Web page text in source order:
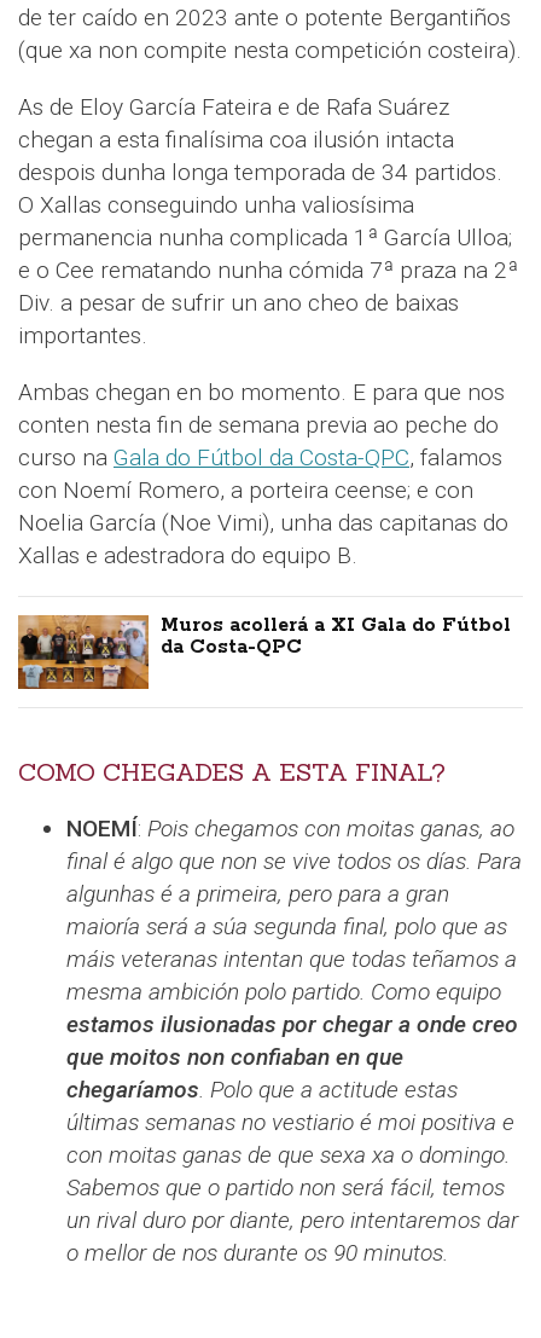
de ter caído en 2023 ante o potente Bergantiños
(que xa non compite nesta competición costeira).
As de Eloy García Fateira e de Rafa Suárez
chegan a esta finalísima coa ilusión intacta
despois dunha longa temporada de 34 partidos.
O Xallas conseguindo unha valiosísima
permanencia nunha complicada 1ª García Ulloa;
e o Cee rematando nunha cómida 7ª praza na 2ª
Div. a pesar de sufrir un ano cheo de baixas
importantes.
Ambas chegan en bo momento. E para que nos
conten nesta fin de semana previa ao peche do
curso na Gala do Fútbol da Costa-QPC, falamos
con Noemí Romero, a porteira ceense; e con
Noelia García (Noe Vimi), unha das capitanas do
Xallas e adestradora do equipo B.
Muros acollerá a XI Gala do Fútbol
da Costa-QPC
COMO CHEGADES A ESTA FINAL?
NOEMÍ: Pois chegamos con moitas ganas, ao
final é algo que non se vive todos os días. Para
algunhas é a primeira, pero para a gran
maioría será a súa segunda final, polo que as
máis veteranas intentan que todas teñamos a
mesma ambición polo partido. Como equipo
estamos ilusionadas por chegar a onde creo
que moitos non confiaban en que
chegaríamos. Polo que a actitude estas
últimas semanas no vestiario é moi positiva e
con moitas ganas de que sexa xa o domingo.
Sabemos que o partido non será fácil, temos
un rival duro por diante, pero intentaremos dar
o mellor de nos durante os 90 minutos.